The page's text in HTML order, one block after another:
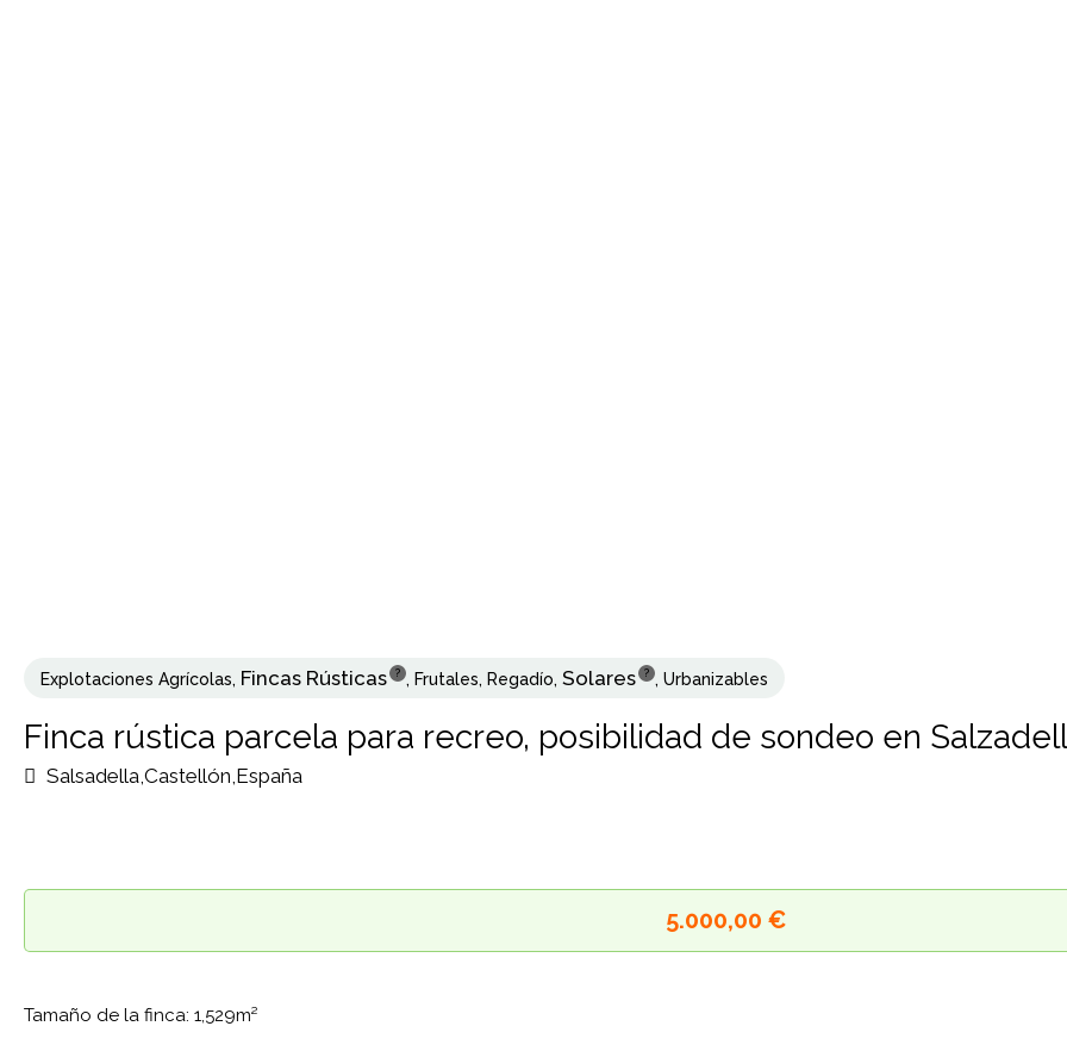
Explotaciones Agrícolas, Fincas Rústicas ? , Frutales, Regadío, Solares ? , Urbanizables
Finca rústica parcela para recreo, posibilidad de sondeo en
Salsadella,Castellón,España
5.000,00 €
Tamaño de la finca: 1,529m²